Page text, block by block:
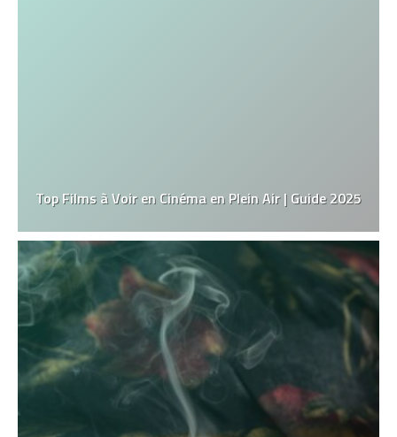
Top Films à Voir en Cinéma en Plein Air | Guide 2025